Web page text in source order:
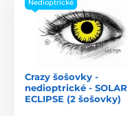
Nedioptrické
Crazy šošovky -
nedioptrické - SOLAR
ECLIPSE (2 šošovky)